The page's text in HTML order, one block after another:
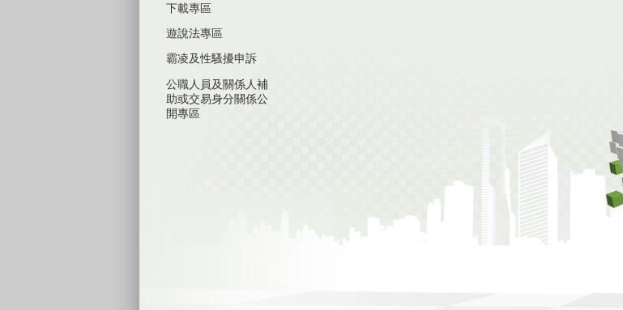
下載專區
遊說法專區
霸凌及性騷擾申訴
公職人員及關係人補
助或交易身分關係公
開專區